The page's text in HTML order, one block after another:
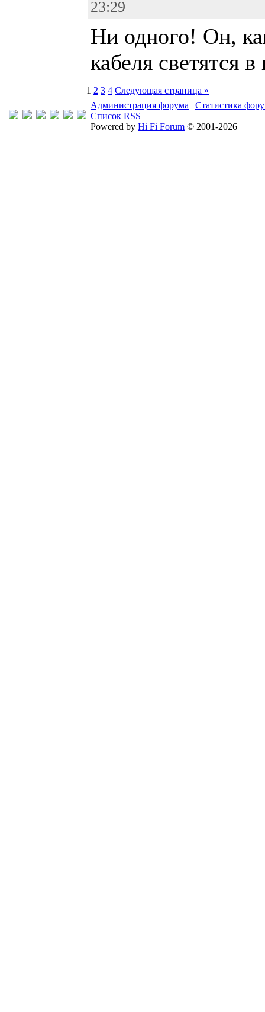
23:29
Ни одного! Он,
кабеля светятся
1 2 3 4 Следующая страница »
Администрация форума | Статистика
Список RSS
Powered by Hi Fi Forum © 2001-2026